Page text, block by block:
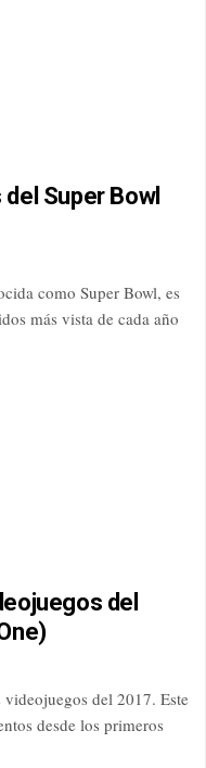
Super Bowl
como Super Bowl, es
más vista de cada año
del
del 2017. Este
desde los primeros